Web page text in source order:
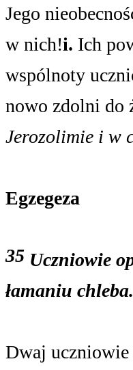
Jego
w nich!i. Ich
wspólnoty
nowo zdolni do
Jerozolimie i w
Egzegeza
35 Uczniowie
łamaniu chleba.
Dwaj uczniowie